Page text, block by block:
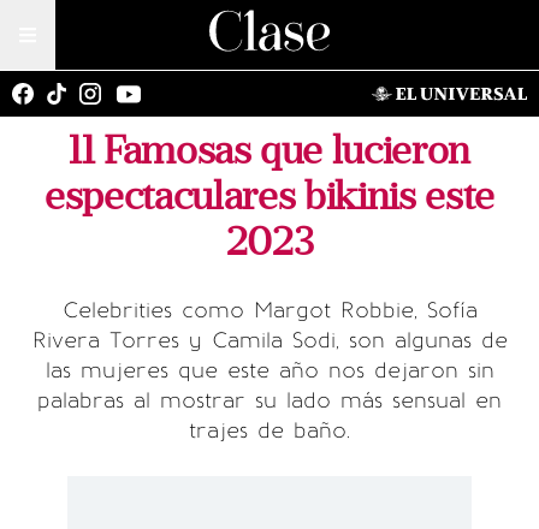
11 Famosas que lucieron
espectaculares bikinis este
2023
Celebrities como Margot Robbie, Sofía
Rivera Torres y Camila Sodi, son algunas de
las mujeres que este año nos dejaron sin
palabras al mostrar su lado más sensual en
trajes de baño.